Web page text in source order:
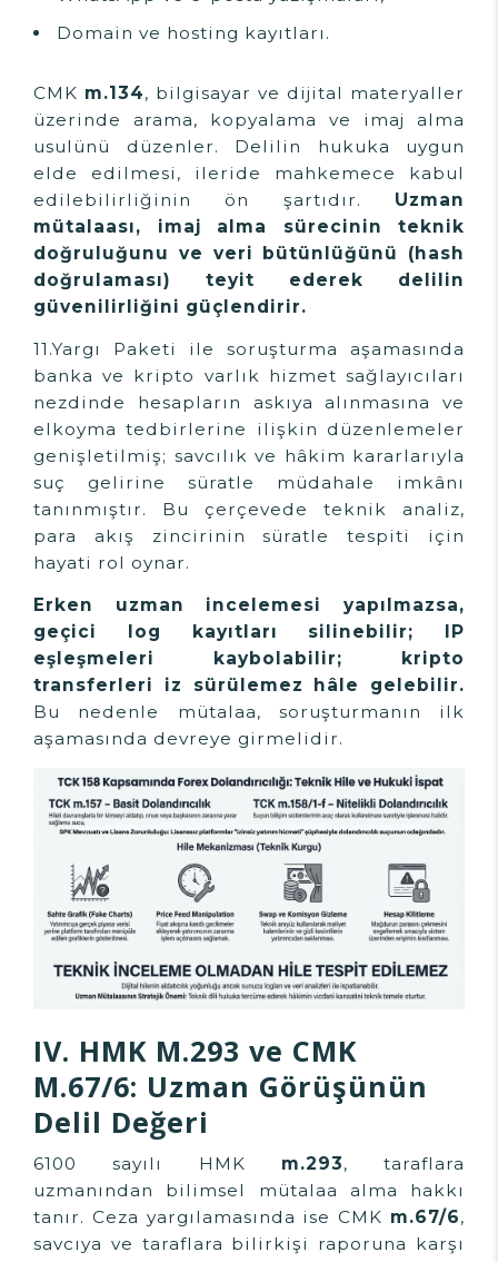
Domain ve hosting kayıtları.
CMK m.134, bilgisayar ve dijital materyaller
üzerinde arama, kopyalama ve imaj alma
usulünü düzenler. Delilin hukuka uygun
elde edilmesi, ileride mahkemece kabul
edilebilirliğinin ön şartıdır. Uzman
mütalaası, imaj alma sürecinin teknik
doğruluğunu ve veri bütünlüğünü (hash
doğrulaması) teyit ederek delilin
güvenilirliğini güçlendirir.
11.Yargı Paketi ile soruşturma aşamasında
banka ve kripto varlık hizmet sağlayıcıları
nezdinde hesapların askıya alınmasına ve
elkoyma tedbirlerine ilişkin düzenlemeler
genişletilmiş; savcılık ve hâkim kararlarıyla
suç gelirine süratle müdahale imkânı
tanınmıştır. Bu çerçevede teknik analiz,
para akış zincirinin süratle tespiti için
hayati rol oynar.
Erken uzman incelemesi yapılmazsa,
geçici log kayıtları silinebilir; IP
eşleşmeleri kaybolabilir; kripto
transferleri iz sürülemez hâle gelebilir.
Bu nedenle mütalaa, soruşturmanın ilk
aşamasında devreye girmelidir.
IV. HMK M.293 ve CMK
M.67/6: Uzman Görüşünün
Delil Değeri
6100 sayılı HMK m.293, taraflara
uzmanından bilimsel mütalaa alma hakkı
tanır. Ceza yargılamasında ise CMK m.67/6,
savcıya ve taraflara bilirkişi raporuna karşı